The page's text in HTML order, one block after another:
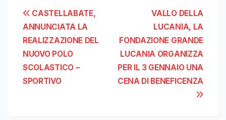
Navigazione
articoli
VALLO DELLA
LUCANIA, LA
FONDAZIONE GRANDE
LUCANIA ORGANIZZA
PER IL 3 GENNAIO UNA
CENA DI BENEFICENZA
CASTELLABATE,
ANNUNCIATA LA
REALIZZAZIONE DEL
NUOVO POLO
SCOLASTICO –
SPORTIVO